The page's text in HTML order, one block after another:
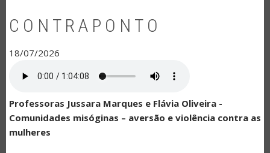
CONTRAPONTO
18/07/2026
Professoras Jussara Marques e Flávia Oliveira -
Comunidades misóginas – aversão e violência contra as
mulheres